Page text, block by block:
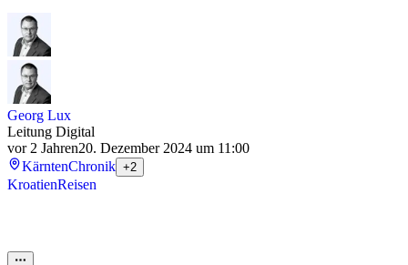
Georg Lux
Leitung Digital
vor 2 Jahren20. Dezember 2024 um 11:00
KärntenChronik +2
KroatienReisen